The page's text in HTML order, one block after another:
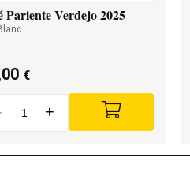
Pariente Verdejo 2025
€
+